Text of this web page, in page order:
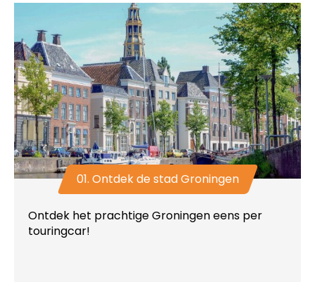
01. Ontdek de stad Groningen
Ontdek het prachtige Groningen eens per
touringcar!